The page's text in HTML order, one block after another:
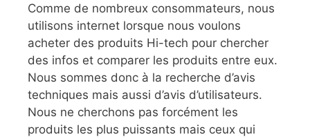
Comme de nombreux consommateurs, nous
utilisons internet lorsque nous voulons
acheter des produits Hi-tech pour chercher
des infos et comparer les produits entre eux.
Nous sommes donc à la recherche d’avis
techniques mais aussi d’avis d’utilisateurs.
Nous ne cherchons pas forcément les
produits les plus puissants mais ceux qui